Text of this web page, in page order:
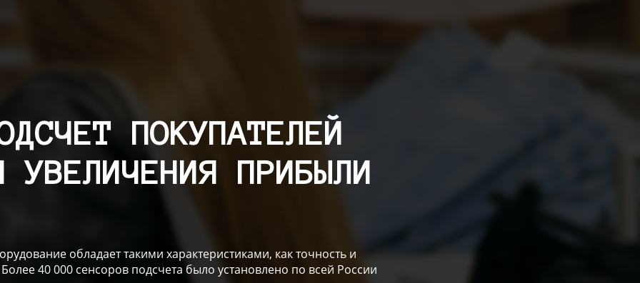
ПОКУПАТЕЛЕЙ
УВЕЛИЧЕНИЯ ПРИБЫЛИ
обладает такими характеристиками, как точность и
40 000 сенсоров подсчета было установлено по всей России